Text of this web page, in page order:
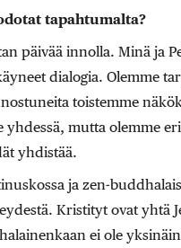
tapahtumalta?
päivää innolla. Minä ja
dialogia. Olemme
toistemme
yhdessä, mutta olemme
yhdistää.
ja zen-
Kristityt ovat yhtä
ei ole